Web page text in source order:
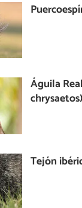
Águila
chrysaetos)
Tejón